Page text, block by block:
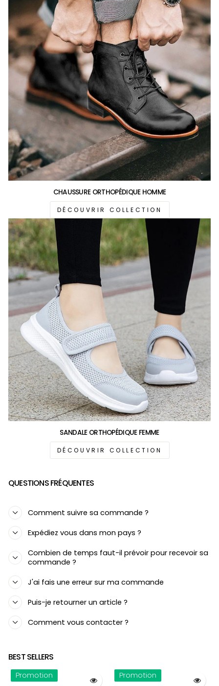
CHAUSSURE ORTHOPÉDIQUE HOMME
DÉCOUVRIR COLLECTION
SANDALE ORTHOPÉDIQUE FEMME
DÉCOUVRIR COLLECTION
QUESTIONS FRÉQUENTES
Comment suivre sa commande ?
Expédiez vous dans mon pays ?
Combien de temps faut-il prévoir pour recevoir sa
commande ?
J'ai fais une erreur sur ma commande
Puis-je retourner un article ?
Comment vous contacter ?
BEST SELLERS
Promotion Promotion